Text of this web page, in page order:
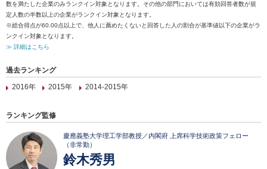
数を満たした企業のみランクイン対象となります。その他の部門においては有効回答者数が規
定人数の半数以上の企業がランクイン対象となります。
※総合得点が60.00点以上で、他人に薦めたくないと回答した人の割合が基準値以下の企業がラ
ンクイン対象となります。
≫ 詳細はこちら
過去ランキング
2016年
2015年 2014-2015年
ランキング監修
慶應義塾大学理工学部教授／内閣府 上席科学技術政策フェロー
（非常勤）
鈴木秀男